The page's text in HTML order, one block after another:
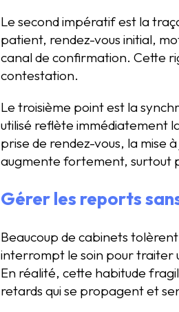
Le second impératif est la
patient, rendez-vous initial,
canal de confirmation. Cette
contestation.
Le troisième point est la
utilisé reflète immédiatement
prise de rendez-vous, la mise
augmente fortement, surtout
Gérer les reports
Beaucoup de cabinets
interrompt le soin pour traiter
En réalité, cette habitude
retards qui se propagent et